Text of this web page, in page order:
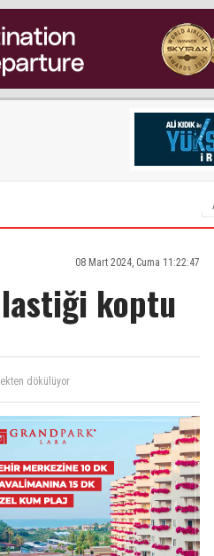
08 Mart 2024, Cuma 11:22:47
lastiği koptu